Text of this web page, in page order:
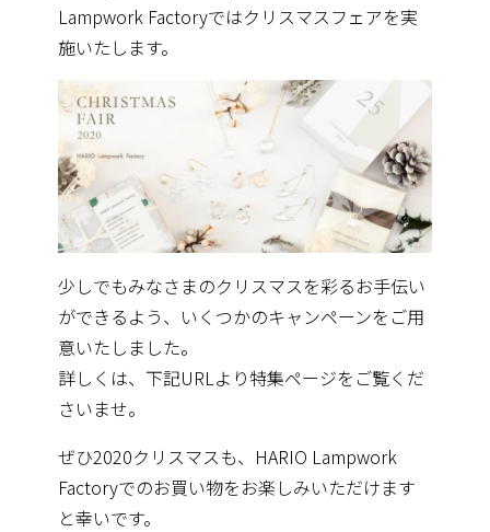
Lampwork Factoryではクリスマスフェアを実
施いたします。
少しでもみなさまのクリスマスを彩るお手伝い
ができるよう、いくつかのキャンペーンをご用
意いたしました。
詳しくは、下記URLより特集ページをご覧くだ
さいませ。
ぜひ2020クリスマスも、HARIO Lampwork
Factoryでのお買い物をお楽しみいただけます
と幸いです。